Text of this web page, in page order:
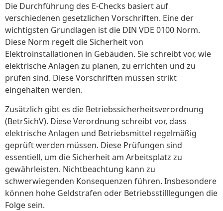
Die Durchführung des E-Checks basiert auf
verschiedenen gesetzlichen Vorschriften. Eine der
wichtigsten Grundlagen ist die DIN VDE 0100 Norm.
Diese Norm regelt die Sicherheit von
Elektroinstallationen in Gebäuden. Sie schreibt vor, wie
elektrische Anlagen zu planen, zu errichten und zu
prüfen sind. Diese Vorschriften müssen strikt
eingehalten werden.
Zusätzlich gibt es die Betriebssicherheitsverordnung
(BetrSichV). Diese Verordnung schreibt vor, dass
elektrische Anlagen und Betriebsmittel regelmäßig
geprüft werden müssen. Diese Prüfungen sind
essentiell, um die Sicherheit am Arbeitsplatz zu
gewährleisten. Nichtbeachtung kann zu
schwerwiegenden Konsequenzen führen. Insbesondere
können hohe Geldstrafen oder Betriebsstilllegungen die
Folge sein.